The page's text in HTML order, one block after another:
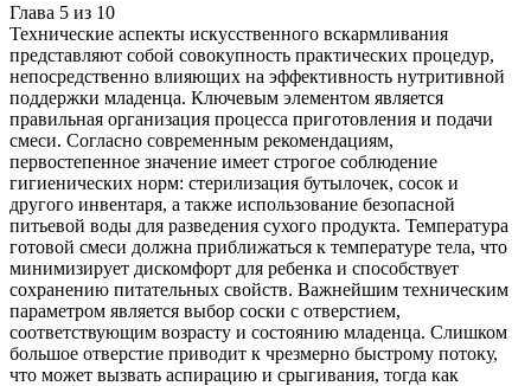
Глава 5 из 10
Технические аспекты искусственного вскармливания
представляют собой совокупность практических процедур,
непосредственно влияющих на эффективность нутритивной
поддержки младенца. Ключевым элементом является
правильная организация процесса приготовления и подачи
смеси. Согласно современным рекомендациям,
первостепенное значение имеет строгое соблюдение
гигиенических норм: стерилизация бутылочек, сосок и
другого инвентаря, а также использование безопасной
питьевой воды для разведения сухого продукта. Температура
готовой смеси должна приближаться к температуре тела, что
минимизирует дискомфорт для ребенка и способствует
сохранению питательных свойств. Важнейшим техническим
параметром является выбор соски с отверстием,
соответствующим возрасту и состоянию младенца. Слишком
большое отверстие приводит к чрезмерно быстрому потоку,
что может вызвать аспирацию и срыгивания, тогда как